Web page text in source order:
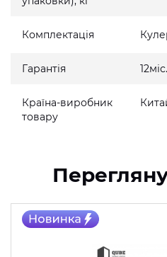
Комплектація
Гарантія 12міс.
Країна-виробник
товару